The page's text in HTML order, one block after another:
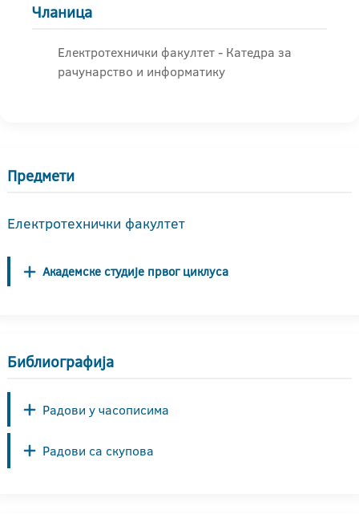
Чланица
Електротехнички факултет - Катедра за
рачунарство и информатику
Предмети
Електротехнички факултет
Академске студије првог циклуса
Библиографија
Радови у часописима
Радови са скупова